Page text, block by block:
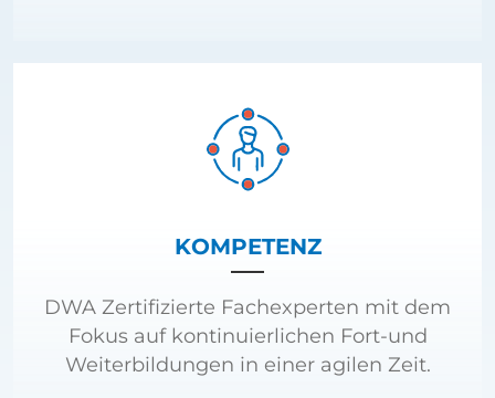
KOMPETENZ
DWA Zertifizierte Fachexperten mit dem
Fokus auf kontinuierlichen Fort-und
Weiterbildungen in einer agilen Zeit.